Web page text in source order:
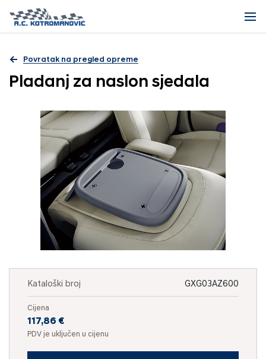
Povratak na pregled opreme
Pladanj za naslon sjedala
Kataloški broj GXG03AZ600
Cijena
117,86 €
PDV je uključen u cijenu